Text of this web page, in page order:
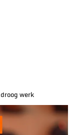
werk